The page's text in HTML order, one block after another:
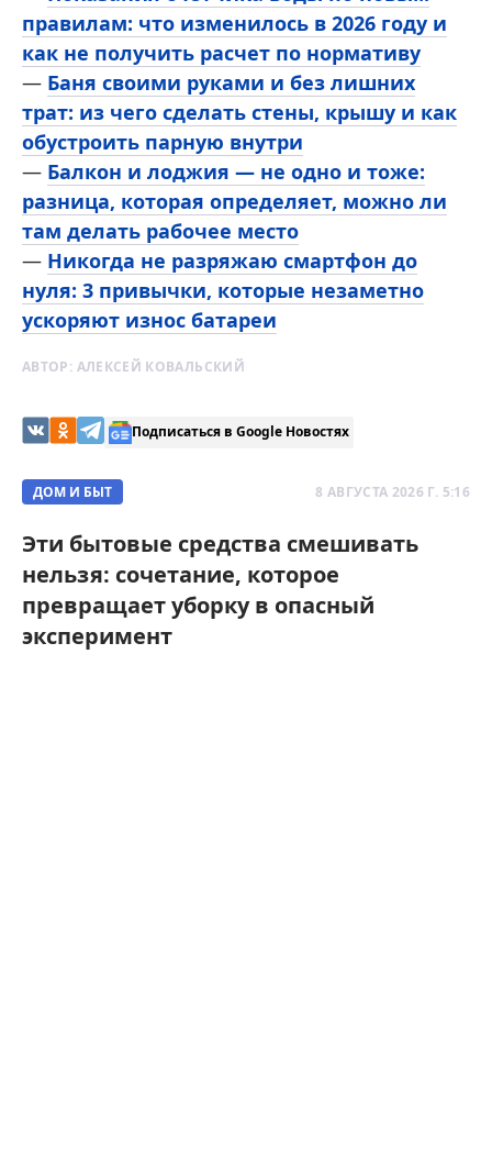
правилам: что изменилось в 2026 году и
как не получить расчет по нормативу
— Баня своими руками и без лишних
трат: из чего сделать стены, крышу и как
обустроить парную внутри
— Балкон и лоджия — не одно и тоже:
разница, которая определяет, можно ли
там делать рабочее место
— Никогда не разряжаю смартфон до
нуля: 3 привычки, которые незаметно
ускоряют износ батареи
АВТОР: АЛЕКСЕЙ КОВАЛЬСКИЙ
Подписаться в Google Новостях
ДОМ И БЫТ 8 АВГУСТА 2026 Г. 5:16
Эти бытовые средства смешивать
нельзя: сочетание, которое
превращает уборку в опасный
эксперимент